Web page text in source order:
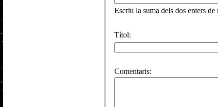
Escriu la suma dels dos enters de
Títol:
Comentaris: